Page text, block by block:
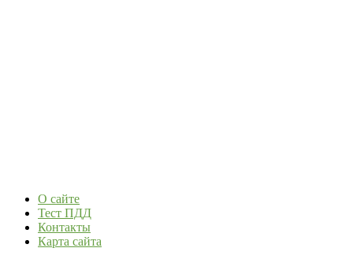
О сайте
Тест ПДД
Контакты
Карта сайта